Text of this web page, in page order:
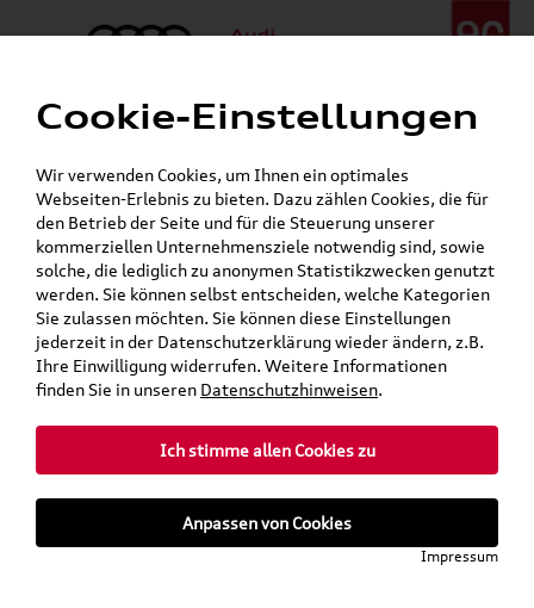
Menü
24h-Pannenhilfe:+49 (0)171 / 870 72 87
Öffnet in 4 Stunden, 41 Minuten
Verkauf:
Mo. - Fr. 08:00 - 19:00 Uhr Sa. 09:00 - 13:00 Uhr
Service:Mo. - Fr. 06:00 - 20:00 Uhr Sa. 08:00 - 13:00 Uhr
teilen Twitter Instagram WhatsApp E-Mail
» »
»
A1 / S1 »
Cookie-Einstellungen
Wir verwenden Cookies, um Ihnen ein optimales
Webseiten-Erlebnis zu bieten. Dazu zählen Cookies, die für
den Betrieb der Seite und für die Steuerung unserer
kommerziellen Unternehmensziele notwendig sind, sowie
solche, die lediglich zu anonymen Statistikzwecken genutzt
werden. Sie können selbst entscheiden, welche Kategorien
Sie zulassen möchten. Sie können diese Einstellungen
jederzeit in der Datenschutzerklärung wieder ändern, z.B.
Ihre Einwilligung widerrufen. Weitere Informationen
finden Sie in unseren Datenschutzhinweisen.
Ich stimme allen Cookies zu
Anpassen von Cookies
Impressum